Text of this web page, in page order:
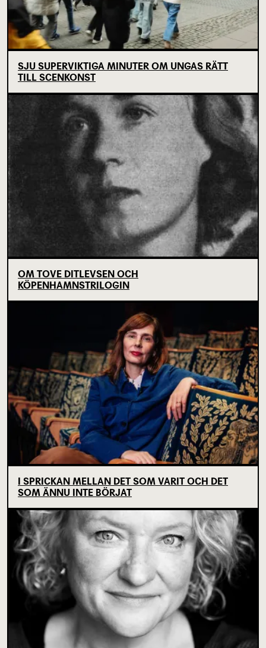
SJU SUPERVIKTIGA MINUTER OM UNGAS RÄTT
TILL SCENKONST
OM TOVE DITLEVSEN OCH
KÖPENHAMNSTRILOGIN
I SPRICKAN MELLAN DET SOM VARIT OCH DET
SOM ÄNNU INTE BÖRJAT